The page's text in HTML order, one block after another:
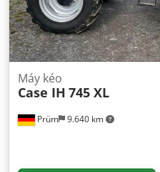
Prüm 9.640 km
Máy kéo
Case IH 745 XL